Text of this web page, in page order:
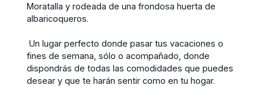
Moratalla y rodeada de una frondosa huerta de
albaricoqueros.
Un lugar perfecto donde pasar tus vacaciones o
fines de semana, sólo o acompañado, donde
dispondrás de todas las comodidades que puedes
desear y que te harán sentir como en tu hogar.